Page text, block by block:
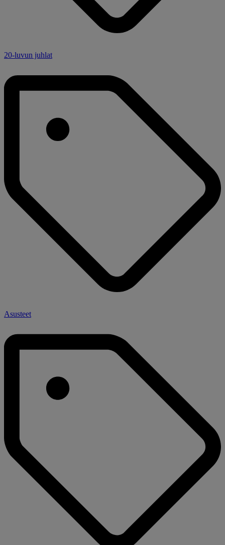
20-luvun juhlat
Asusteet